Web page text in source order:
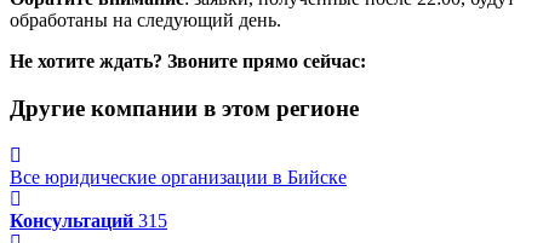
обработаны на следующий день.
Не хотите ждать? Звоните прямо сейчас:
Другие компании в этом регионе
Все юридические организации в Бийске
Консультаций 315